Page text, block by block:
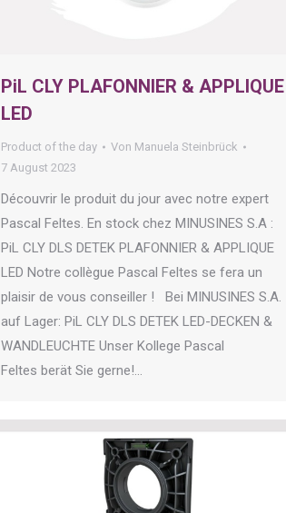
PiL CLY PLAFONNIER & APPLIQUE
LED
Product of the day Von Manuela Steinbrück
7 August 2023
Découvrir le produit du jour avec notre expert
Pascal Feltes. En stock chez MINUSINES S.A :
PiL CLY DLS DETEK PLAFONNIER & APPLIQUE
LED Notre collègue Pascal Feltes se fera un
plaisir de vous conseiller ! Bei MINUSINES S.A.
auf Lager: PiL CLY DLS DETEK LED-DECKEN &
WANDLEUCHTE Unser Kollege Pascal
Feltes berät Sie gerne!…